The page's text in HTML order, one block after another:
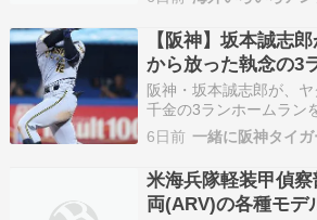
難にあってもの申す！
だ！！！こんな美味し
だけで回すなんて俺ら
かいにち…
【阪神】坂本誠志
から放った執念の3
てくれたので…」今
隠されたバッテリ
阪神・坂本誠志郎が、
千金の3ランホームラン
を達成しました。ヒー
「将司が粘ってくれた
房役としてエースを支
込められていました。
（さかもと せ…
6日前 一緒に阪神タイ
米海兵隊軽装甲偵
両(ARV)の各種モデ